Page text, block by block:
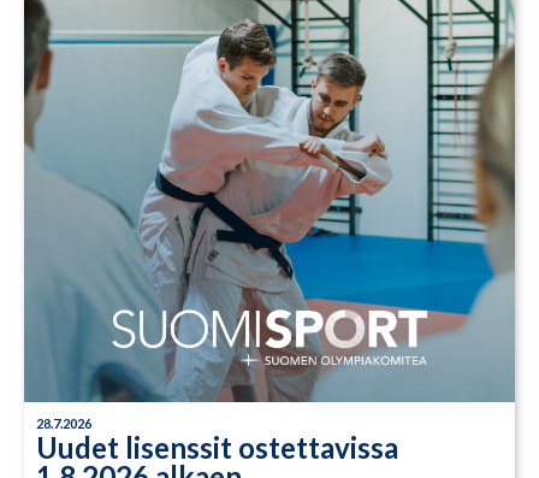
28.7.2026
Uudet lisenssit ostettavissa